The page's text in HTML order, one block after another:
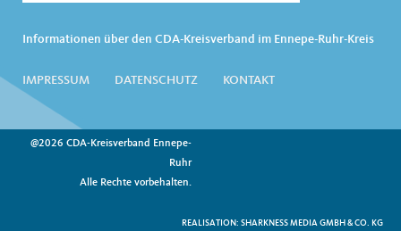
Informationen über den CDA-Kreisverband im Ennepe-Ruhr-Kreis
IMPRESSUM DATENSCHUTZ KONTAKT
@2026 CDA-Kreisverband Ennepe-
Ruhr
Alle Rechte vorbehalten.
REALISATION: SHARKNESS MEDIA GMBH & CO. KG